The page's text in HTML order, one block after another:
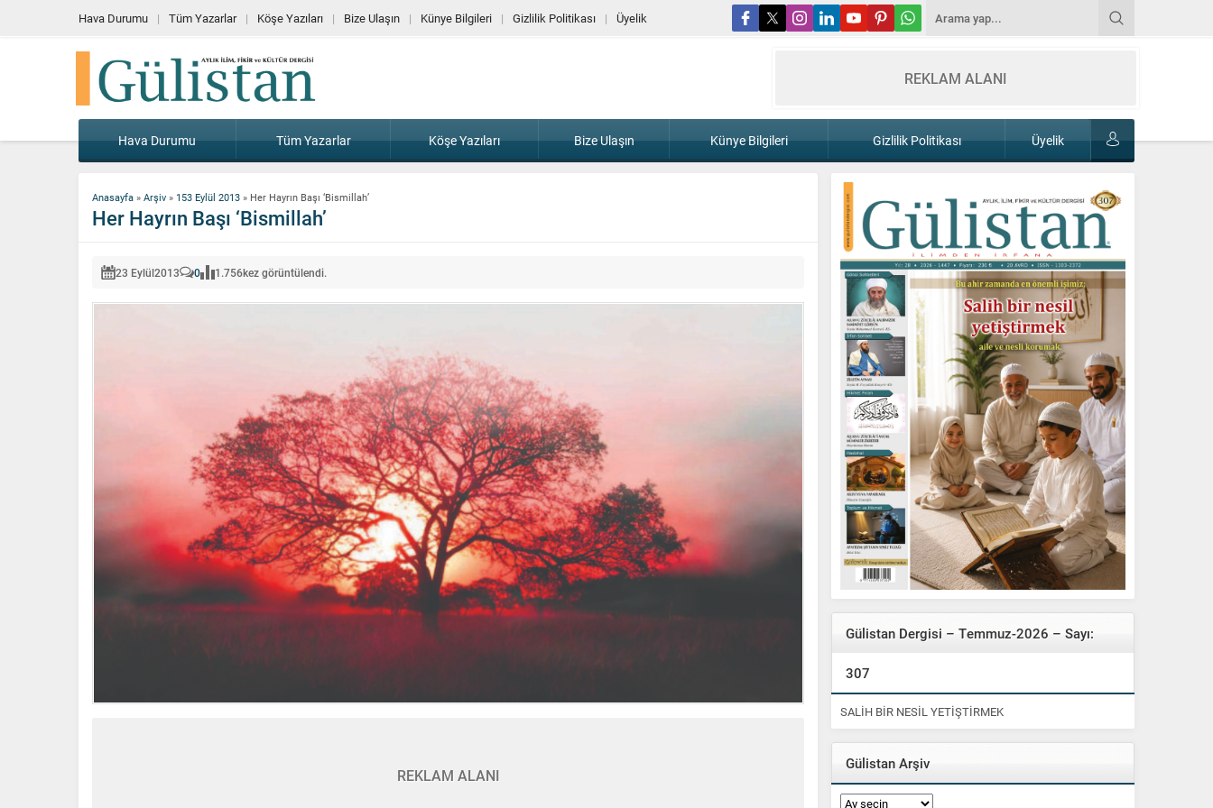
Hava Durumu Tüm Yazarlar Köşe Yazıları Bize Ulaşın Künye Bilgileri Gizlilik Politikası Üyelik
REKLAM ALANI
Hava Durumu Tüm Yazarlar Köşe Yazıları Bize Ulaşın Künye Bilgileri Gizlilik Politikası Üyelik
Anasayfa » Arşiv » 153 Eylül 2013 » Her Hayrın Başı ‘Bismillah’
Her Hayrın Başı ‘Bismillah’
23 Eylül2013 0 1.756kez görüntülendi.
REKLAM ALANI
Gülistan Dergisi – Temmuz-2026 – Sayı:
307
SALİH BİR NESİL YETİŞTİRMEK
Gülistan Arşiv
Gülistan